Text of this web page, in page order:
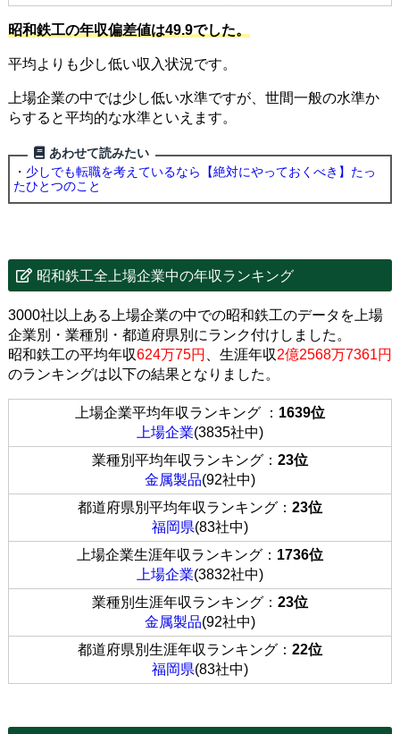
昭和鉄工の年収偏差値は49.9でした。
平均よりも少し低い収入状況です。
上場企業の中では少し低い水準ですが、世間一般の水準か
らすると平均的な水準といえます。
あわせて読みたい
・ 少しでも転職を考えているなら【絶対にやっておくべき】たっ
たひとつのこと
昭和鉄工全上場企業中の年収ランキング
3000社以上ある上場企業の中での昭和鉄工のデータを上場
企業別・業種別・都道府県別にランク付けしました。
昭和鉄工の平均年収624万75円 、生涯年収2億2568万7361円
のランキングは以下の結果となりました。
上場企業平均年収ランキング ： 1639位
上場企業(3835社中)
業種別平均年収ランキング： 23位
金属製品(92社中)
都道府県別平均年収ランキング： 23位
福岡県(83社中)
上場企業生涯年収ランキング： 1736位
上場企業(3832社中)
業種別生涯年収ランキング： 23位
金属製品(92社中)
都道府県別生涯年収ランキング： 22位
福岡県(83社中)